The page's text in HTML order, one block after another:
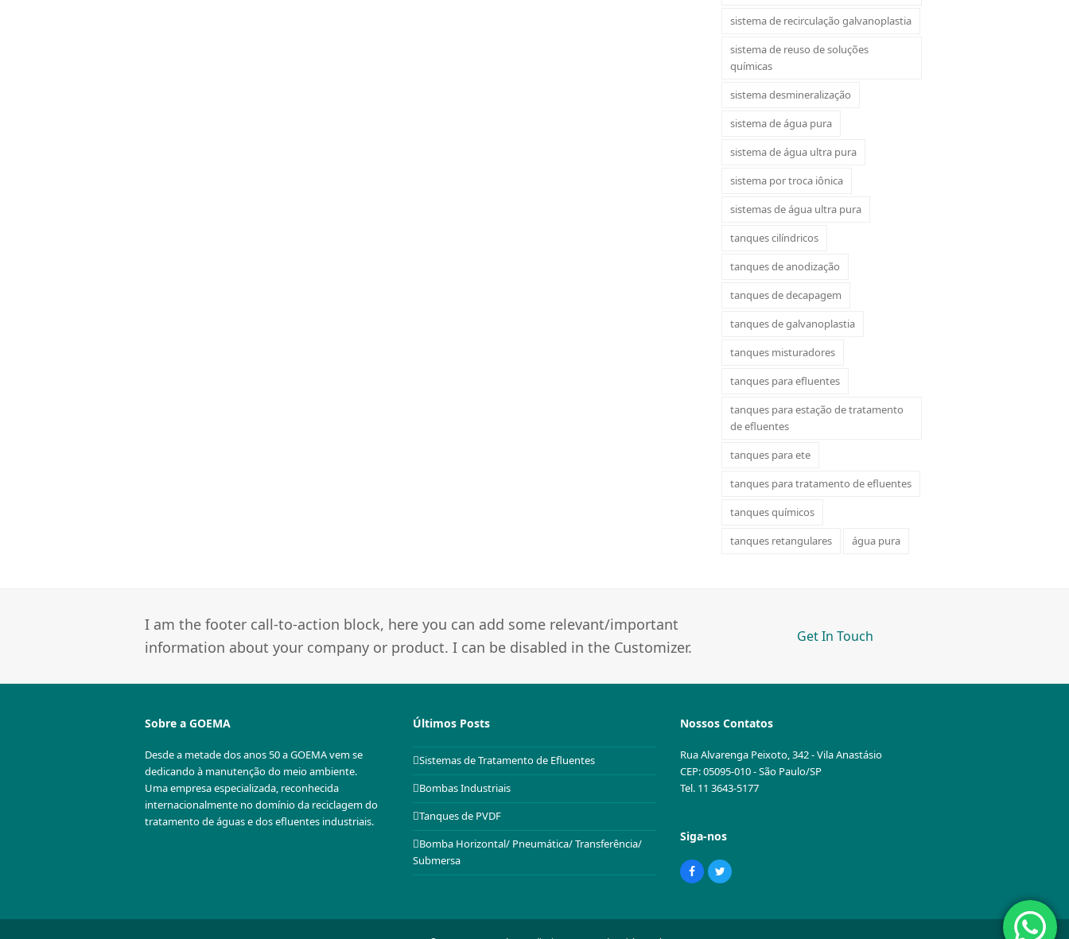
sistema de recirculação galvanoplastia
sistema de reuso de soluções
químicas
sistema desmineralização
sistema de água pura
sistema de água ultra pura
sistema por troca iônica
sistemas de água ultra pura
tanques cilíndricos
tanques de anodização
tanques de decapagem
tanques de galvanoplastia
tanques misturadores
tanques para efluentes
tanques para estação de tratamento
de efluentes
tanques para ete
tanques para tratamento de efluentes
tanques químicos
tanques retangulares
água pura
I am the footer call-to-action block, here you can add some relevant/important
information about your company or product. I can be disabled in the Customizer.
Get In Touch
Sobre a GOEMA
Desde a metade dos anos 50 a GOEMA vem se
dedicando à manutenção do meio ambiente.
Uma empresa especializada, reconhecida
internacionalmente no domínio da reciclagem do
tratamento de águas e dos efluentes industriais.
Últimos Posts
Sistemas de Tratamento de Efluentes
Bombas Industriais
Tanques de PVDF
Bomba Horizontal/ Pneumática/ Transferência/
Submersa
Nossos Contatos
Rua Alvarenga Peixoto, 342 - Vila Anastásio
CEP: 05095-010 - São Paulo/SP
Tel. 11 3643-5177
Siga-nos
FacebookTwitter